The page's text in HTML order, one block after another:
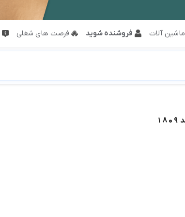
ماشین آلات فروشنده شوید فرصت های شغلی